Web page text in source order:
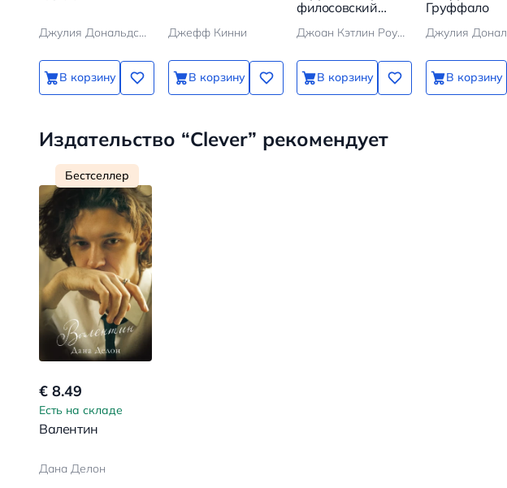
Джулия Дональдсон, Аксель Шеффлер
В корзину
Джефф Кинни
В корзину
филосовский
Джоан Кэтлин Роулинг
В корзину
Груффало
В корзину
Издательство “Clever” рекомендует
Бестселлер
€ 8.49
Есть на складе
Валентин
Дана Делон